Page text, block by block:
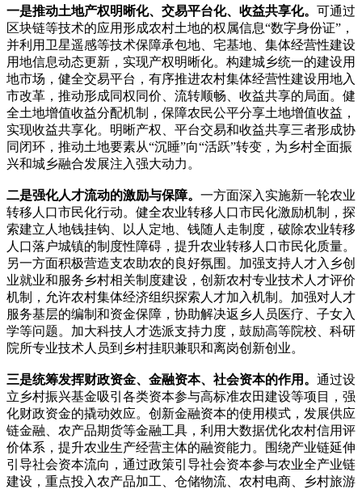
一是推动土地产权明晰化、交易平台化、收益共享化。 可通过
区块链等技术的应用形成农村土地的权属信息“数字身份证”，
并利用卫星遥感等技术保障承包地、宅基地、集体经营性建设
用地信息动态更新，实现产权明晰化。构建城乡统一的建设用
地市场，健全交易平台，有序推进农村集体经营性建设用地入
市改革，推动形成同权同价、流转顺畅、收益共享的局面。健
全土地增值收益分配机制，保障农民公平分享土地增值收益，
实现收益共享化。明晰产权、平台交易和收益共享三者形成协
同闭环，推动土地要素从“沉睡”向“活跃”转变，为乡村全面振
兴和城乡融合发展注入强大动力。
二是强化人才流动的激励与保障。 一方面深入实施新一轮农业
转移人口市民化行动。健全农业转移人口市民化激励机制，探
索建立人地钱挂钩、以人定地、钱随人走制度，破除农业转移
人口落户城镇的制度性障碍，提升农业转移人口市民化质量。
另一方面积极营造支农助农的良好氛围。加强支持人才入乡创
业就业和服务乡村相关制度建设，创新农村专业技术人才评价
机制，允许农村集体经济组织探索人才加入机制。加强对人才
服务基层的编制和资金保障，协助解决返乡人员医疗、子女入
学等问题。加大科技人才选派支持力度，鼓励高等院校、科研
院所专业技术人员到乡村挂职兼职和离岗创新创业。
三是统筹发挥财政资金、金融资本、社会资本的作用。 通过设
立乡村振兴基金吸引各类资本参与高标准农田建设等项目，强
化财政资金的撬动效应。创新金融资本的使用模式，发展供应
链金融、农产品期货等金融工具，利用大数据优化农村信用评
价体系，提升农业生产经营主体的融资能力。围绕产业链延伸
引导社会资本流向，通过政策引导社会资本参与农业全产业链
建设，重点投入农产品加工、仓储物流、农村电商、乡村旅游